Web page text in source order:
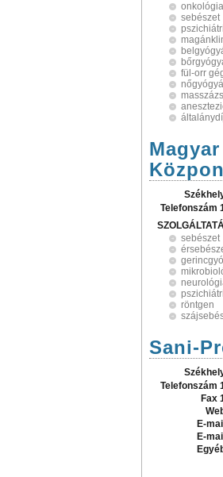
onkológia
sebészet
fül-orr
masszázs
Telefonszám
sebészet
röntgen
Sani-
Telefonszám
Fax
E-
E-